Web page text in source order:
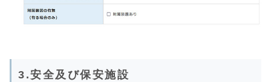
3.安全及び保安施設